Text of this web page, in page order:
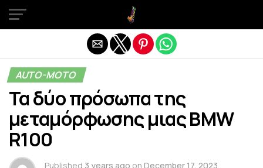
AUTO-MOTO
Τα δύο πρόσωπα της
μεταμόρφωσης μιας BMW
R100
Published 3 years ago on December 17, 2023
Exit mobile version